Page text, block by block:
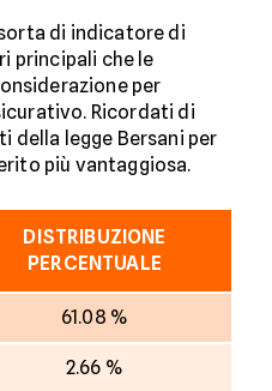
di indicatore di
principali che le
per
Ricordati di
della legge Bersani per
più vantaggiosa.
DISTRIBUZIONE
PERCENTUALE
61.08 %
2.66 %